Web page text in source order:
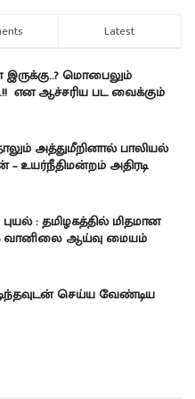
Latest
இருக்கு..? மொபைலும்
என ஆச்சரிய பட வைக்கும்
அத்துமீறினால் பாலியல்
உயர்நீதிமன்றம் அதிரடி
: தமிழகத்தில் மிதமான
வானிலை ஆய்வு மையம்
செய்ய வேண்டிய